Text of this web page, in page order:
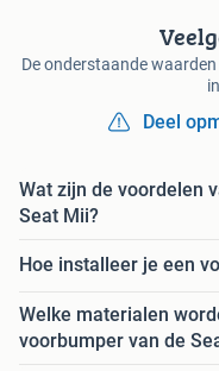
De onderstaande
Deel
Wat zijn de voordelen
Seat Mii?
Hoe installeer je een
Welke materialen
voorbumper van de